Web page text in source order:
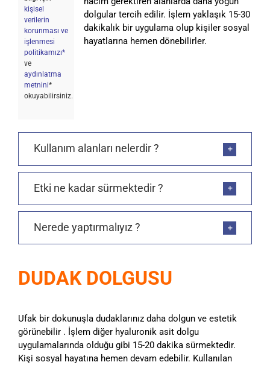
kişisel
verilerin
korunması ve
işlenmesi
politikamızı*
ve
aydınlatma
metnini*
okuyabilirsiniz.
dolgular tercih edilir. İşlem yaklaşık 15-30
dakikalık bir uygulama olup kişiler sosyal
hayatlarına hemen dönebilirler.
Kullanım alanları nelerdir ?
Etki ne kadar sürmektedir ?
Nerede yaptırmalıyız ?
DUDAK DOLGUSU
Ufak bir dokunuşla dudaklarınız daha dolgun ve estetik
görünebilir . İşlem diğer hyaluronik asit dolgu
uygulamalarında olduğu gibi 15-20 dakika sürmektedir.
Kişi sosyal hayatına hemen devam edebilir. Kullanılan